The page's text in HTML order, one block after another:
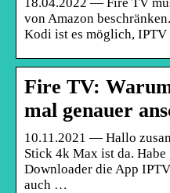
von Amazon
Kodi ist es möglich,
Fire TV:
mal genauer
10.11.2021 — Hallo
Stick 4k Max ist da.
Downloader die App
auch …